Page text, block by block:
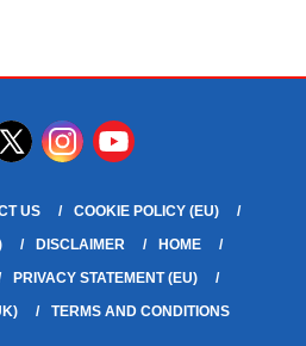
US
COOKIE POLICY (EU)
DISCLAIMER
HOME
PRIVACY STATEMENT (EU)
TERMS AND CONDITIONS